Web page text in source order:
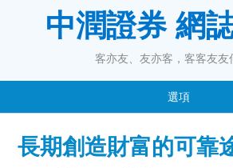
中潤證券 網
客亦友、友亦客，客客友友
選項
長期創造財富的可靠